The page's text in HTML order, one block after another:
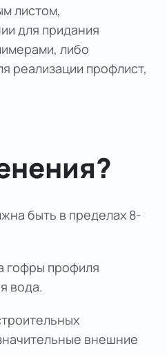
листом,
для придания
либо
реализации профлист,
быть в пределах 8-
гофры профиля
вода.
внешние